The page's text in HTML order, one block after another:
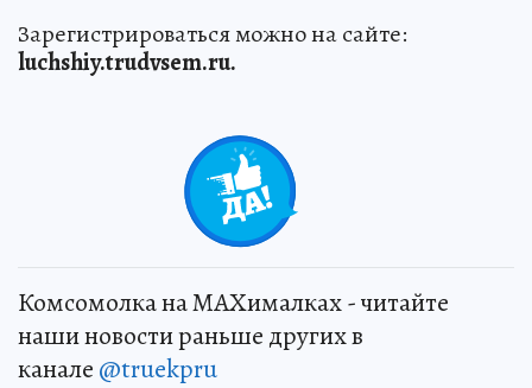
Зарегистрироваться можно на сайте:
luchshiy.trudvsem.ru.
Комсомолка на MAXималках - читайте
наши новости раньше других в
канале @truekpru